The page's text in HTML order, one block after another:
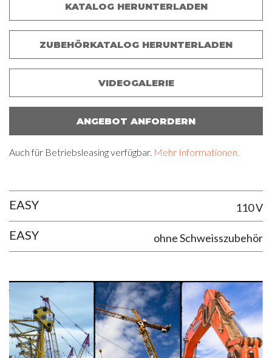
KATALOG HERUNTERLADEN
ZUBEHÖRKATALOG HERUNTERLADEN
VIDEOGALERIE
ANGEBOT ANFORDERN
Auch für Betriebsleasing verfügbar. Mehr Informationen.
EASY 110 V
EASY ohne Schweisszubehör